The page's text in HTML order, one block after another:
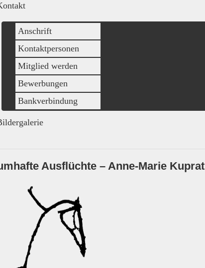
Anschrift
Kontaktpersonen
Mitglied werden
Bewerbungen
Bankverbindung
Ausflüchte – Anne-Marie Kuprat